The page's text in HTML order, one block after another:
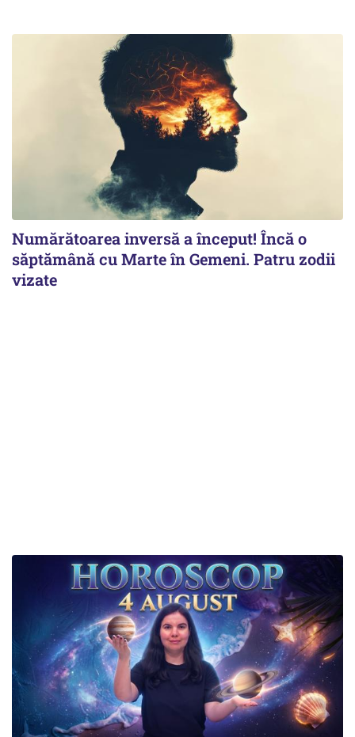
Numărătoarea inversă a început! Încă o
săptămână cu Marte în Gemeni. Patru zodii
vizate